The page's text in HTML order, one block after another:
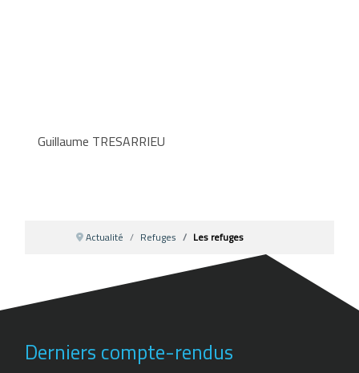
Guillaume TRESARRIEU
Actualité Refuges Les refuges
Derniers compte-rendus